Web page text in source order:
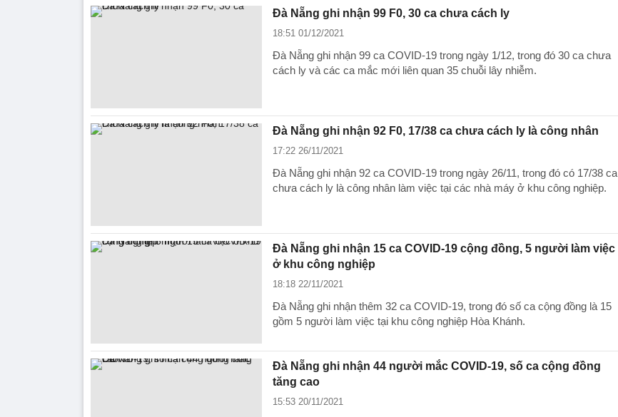
Đà Nẵng ghi nhận 99 F0, 30 ca chưa cách ly
18:51 01/12/2021
Đà Nẵng ghi nhận 99 ca COVID-19 trong ngày 1/12, trong đó 30 ca chưa
cách ly và các ca mắc mới liên quan 35 chuỗi lây nhiễm.
Đà Nẵng ghi nhận 92 F0, 17/38 ca chưa cách ly là công nhân
17:22 26/11/2021
Đà Nẵng ghi nhận 92 ca COVID-19 trong ngày 26/11, trong đó có 17/38 ca
chưa cách ly là công nhân làm việc tại các nhà máy ở khu công nghiệp.
Đà Nẵng ghi nhận 15 ca COVID-19 cộng đồng, 5 người làm việc
ở khu công nghiệp
18:18 22/11/2021
Đà Nẵng ghi nhận thêm 32 ca COVID-19, trong đó số ca cộng đồng là 15
gồm 5 người làm việc tại khu công nghiệp Hòa Khánh.
Đà Nẵng ghi nhận 44 người mắc COVID-19, số ca cộng đồng
tăng cao
15:53 20/11/2021